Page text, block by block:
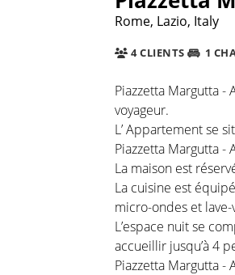
Rome, Lazio, Italy
4 CLIENTS 1
Piazzetta Margutta -
voyageur.
L’ Appartement se
Piazzetta Margutta -
La maison est
La cuisine est
micro-ondes et lave-
L’espace nuit se
accueillir jusqu’à 4
Piazzetta Margutta -